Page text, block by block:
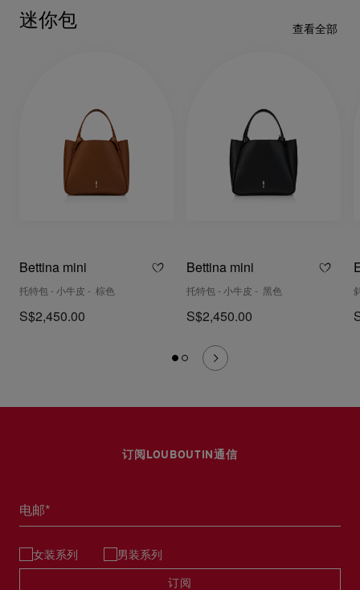
迷你包 查看全部
Bettina mini
托特包 - 小牛皮 - 棕色
S$2,450.00
Bettina mini
托特包 - 小牛皮 - 黑色
S$2,450.00
订阅LOUBOUTIN通信
电邮*
女装系列 男装系列
订阅